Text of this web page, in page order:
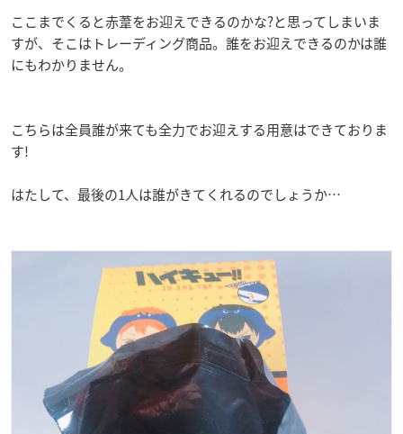
ここまでくると赤葦をお迎えできるのかな?と思ってしまいま
すが、そこはトレーディング商品。誰をお迎えできるのかは誰
にもわかりません。
こちらは全員誰が来ても全力でお迎えする用意はできておりま
す!
はたして、最後の1人は誰がきてくれるのでしょうか…